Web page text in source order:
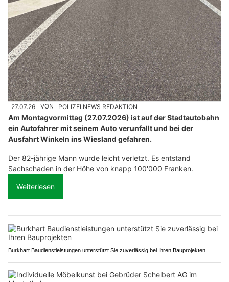
27.07.26 VON POLIZEI.NEWS REDAKTION
Am Montagvormittag (27.07.2026) ist auf der Stadtautobahn
ein Autofahrer mit seinem Auto verunfallt und bei der
Ausfahrt Winkeln ins Wiesland gefahren.
Der 82-jährige Mann wurde leicht verletzt. Es entstand
Sachschaden in der Höhe von knapp 100'000 Franken.
Weiterlesen
Burkhart Baudienstleistungen unterstützt Sie zuverlässig bei Ihren Bauprojekten